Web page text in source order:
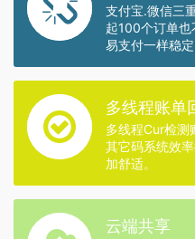
支付宝.微信三
起100个订单
易支付一样稳定
多线程账单
多线程Cur检测
其它码系统效
加舒适。
云端共享